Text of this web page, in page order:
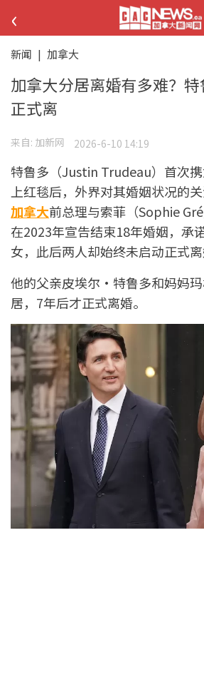
‹
新闻 | 加拿大
加拿大分居离婚有多难？
正式离
来自: 加新网 2026-6-10 14:19
特鲁多（Justin Trudeau）首次
上红毯后，外界对其婚姻状况的
加拿大前总理与索菲（Sophie
在2023年宣告结束18年婚姻，承
女，此后两人却始终未启动正式离
他的父亲皮埃尔·特鲁多和妈妈
居，7年后才正式离婚。